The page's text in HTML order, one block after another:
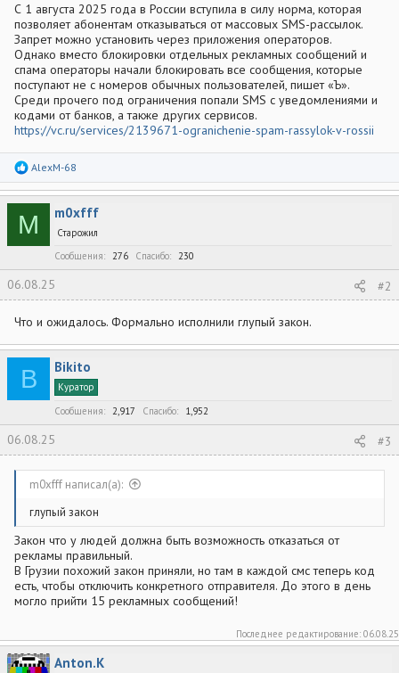
С 1 августа 2025 года в России вступила в силу норма, которая
позволяет абонентам отказываться от массовых SMS-рассылок.
Запрет можно установить через приложения операторов.
Однако вместо блокировки отдельных рекламных сообщений и
спама операторы начали блокировать все сообщения, которые
поступают не с номеров обычных пользователей, пишет «Ъ».
Среди прочего под ограничения попали SMS с уведомлениями и
кодами от банков, а также других сервисов.
https://vc.ru/services/2139671-ogranichenie-spam-rassylok-v-rossii
Р
а
к
ц
и
AlexM-68
M m0xfff
Старожил
Сообщения
276 Спасибо 230
06.08.25 #2
Что и ожидалось. Формально исполнили глупый закон.
B Bikito
Куратор
Сообщения
2,917 Спасибо 1,952
06.08.25 #3
m0xfff написал(а):
глупый закон
Закон что у людей должна быть возможность отказаться от
рекламы правильный.
В Грузии похожий закон приняли, но там в каждой смс теперь код
есть, чтобы отключить конкретного отправителя. До этого в день
могло прийти 15 рекламных сообщений!
Последнее редактирование: 06.08.25
Anton.K